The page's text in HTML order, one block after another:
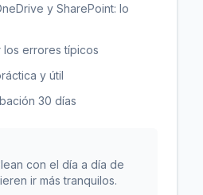
y SharePoint: lo
los errores típicos
y útil
30 días
con el día a día de
ir más tranquilos.